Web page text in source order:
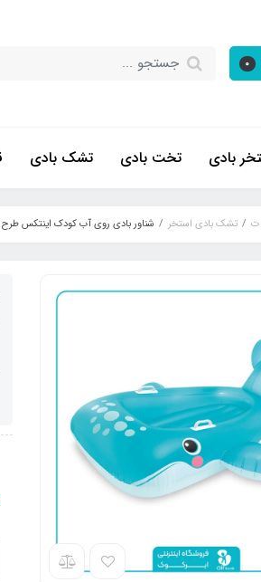
0
بادی تخت بادی تشک بادی
تشک بادی استخر شناور بادی روی آب کودک اینتکس طرح وال